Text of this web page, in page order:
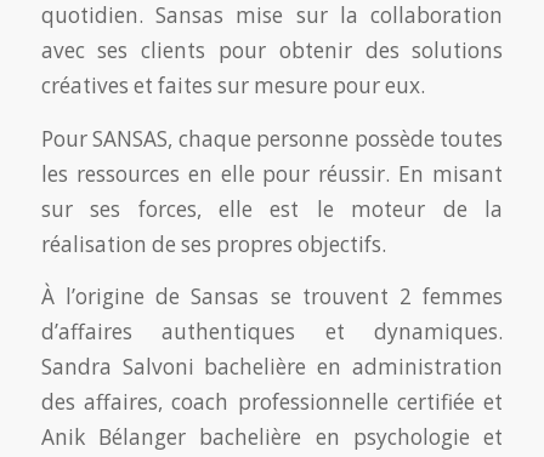
quotidien. Sansas mise sur la collaboration
avec ses clients pour obtenir des solutions
créatives et faites sur mesure pour eux.
​Pour SANSAS, chaque personne possède toutes
les ressources en elle pour réussir. En misant
sur ses forces, elle est le moteur de la
réalisation de ses propres objectifs.
​À l’origine de Sansas se trouvent 2 femmes
d’affaires authentiques et dynamiques.
Sandra Salvoni bachelière en administration
des affaires, coach professionnelle certifiée et
Anik Bélanger bachelière en psychologie et